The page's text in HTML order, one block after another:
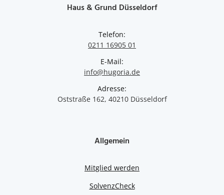
Haus & Grund Düsseldorf
Telefon:
0211 16905 01
E-Mail:
info@hugoria.de
Adresse:
Oststraße 162, 40210 Düsseldorf
Allgemein
Mitglied werden
SolvenzCheck